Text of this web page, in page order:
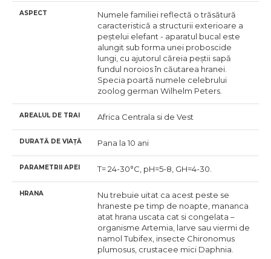
ASPECT
Numele familiei reflectă o trăsătură
caracteristică a structurii exterioare a
peștelui elefant - aparatul bucal este
alungit sub forma unei proboscide
lungi, cu ajutorul căreia peștii sapă
fundul noroios în căutarea hranei.
Specia poartă numele celebrului
zoolog german Wilhelm Peters.
AREALUL DE TRAI Africa Centrala si de Vest
DURATĂ DE VIAȚĂ Pana la 10 ani
PARAMETRII APEI T= 24-30°С, pH=5-8, GH=4-30.
HRANA
Nu trebuie uitat ca acest peste se
hraneste pe timp de noapte, mananca
atat hrana uscata cat si congelata –
organisme Artemia, larve sau viermi de
namol Tubifex, insecte Chironomus
plumosus, crustacee mici Daphnia.